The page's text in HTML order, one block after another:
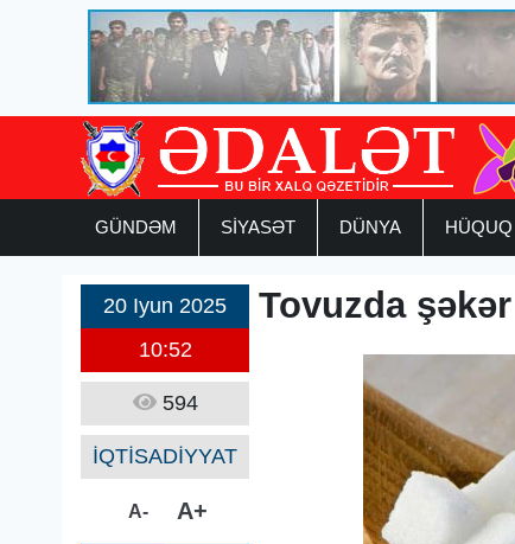
GÜNDƏM SİYASƏT DÜNYA HÜQUQ
20 Iyun 2025
10:52
594
İQTİSADİYYAT
A- A+
Tovuzda